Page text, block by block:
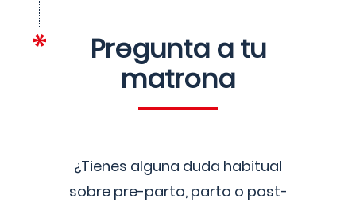
Pregunta a tu
matrona
¿Tienes alguna duda habitual
sobre pre-parto, parto o post-